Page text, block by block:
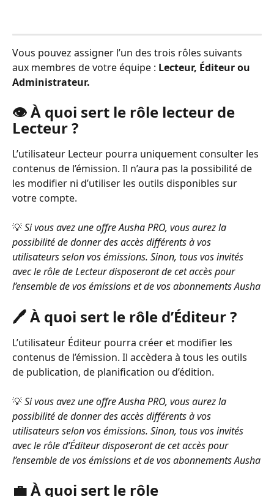
Vous pouvez assigner l’un des trois rôles suivants
aux membres de votre équipe : Lecteur, Éditeur ou
Administrateur.
👁️ À quoi sert le rôle lecteur de
Lecteur ?
L’utilisateur Lecteur pourra uniquement consulter les
contenus de l’émission. Il n’aura pas la possibilité de
les modifier ni d’utiliser les outils disponibles sur
votre compte.
💡 Si vous avez une offre Ausha PRO, vous aurez la
possibilité de donner des accès différents à vos
utilisateurs selon vos émissions. Sinon, tous vos invités
avec le rôle de Lecteur disposeront de cet accès pour
l’ensemble de vos émissions et de vos abonnements Ausha
🖊️ À quoi sert le rôle d’Éditeur ?
L’utilisateur Éditeur pourra créer et modifier les
contenus de l’émission. Il accèdera à tous les outils
de publication, de planification ou d’édition.
💡 Si vous avez une offre Ausha PRO, vous aurez la
possibilité de donner des accès différents à vos
utilisateurs selon vos émissions. Sinon, tous vos invités
avec le rôle d’Éditeur disposeront de cet accès pour
l’ensemble de vos émissions et de vos abonnements Ausha
💼 À quoi sert le rôle